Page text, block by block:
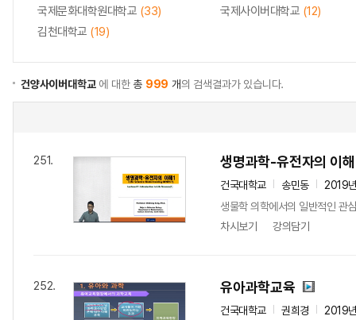
국제문화대학원대학교 (33) 국제사이버대학교 (12)
김천대학교 (19)
건양사이버대학교에 대한총 999 개의 검색결과가 있습니다.
251. 생명과학-유전자의 이
건국대학교 송민동
2019
생물학 의학에서의 일반적인 관
차시보기
강의담기
252. 유아과학교육
건국대학교 권희경
2019